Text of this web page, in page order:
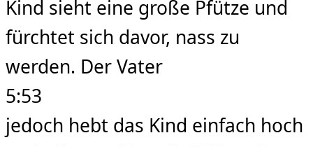
Kind sieht eine große Pfütze und
fürchtet sich davor, nass zu
werden. Der Vater
5:53
jedoch hebt das Kind einfach hoch